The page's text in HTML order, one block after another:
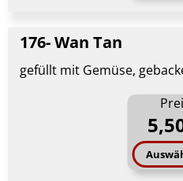
176- Wan Tan
gefüllt mit Gemüse,